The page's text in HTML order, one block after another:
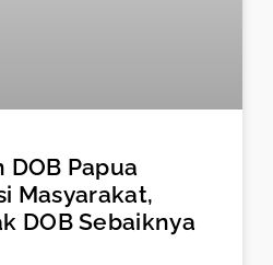
Papua
Masyarakat,
DOB Sebaiknya